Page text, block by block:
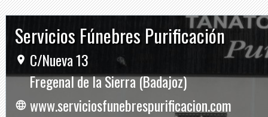
Servicios Fúnebres Purificación
C/Nueva 13
Fregenal de la Sierra (Badajoz)
www.serviciosfunebrespurificacion.com